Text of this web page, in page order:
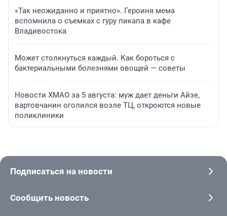
«Так неожиданно и приятно». Героиня мема
вспомнила о съемках с гуру пикапа в кафе
Владивостока
Может столкнуться каждый. Как бороться с
бактериальными болезнями овощей — советы
Новости ХМАО за 5 августа: муж дает деньги Айзе,
вартовчанин оголился возле ТЦ, откроются новые
поликлиники
Подписаться на новости
Сообщить новость